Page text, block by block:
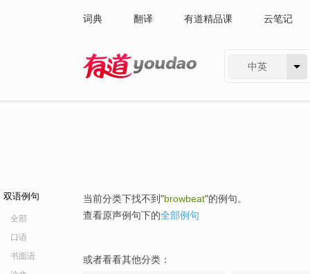
词典 翻译 有道精品课 云笔记
中英
双语例句
全部
口语
书面语
当前分类下找不到"browbeat"的例句。
查看原声例句下的全部例句
或者看看其他分类：